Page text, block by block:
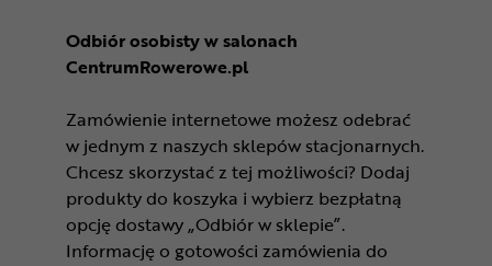
Odbiór osobisty w salonach
CentrumRowerowe.pl
Zamówienie internetowe możesz odebrać
w jednym z naszych sklepów stacjonarnych.
Chcesz skorzystać z tej możliwości? Dodaj
produkty do koszyka i wybierz bezpłatną
opcję dostawy „Odbiór w sklepie”.
Informację o gotowości zamówienia do